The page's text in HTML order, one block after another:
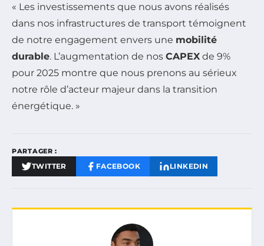
« Les investissements que nous avons réalisés
dans nos infrastructures de transport témoignent
de notre engagement envers une mobilité
durable. L’augmentation de nos CAPEX de 9%
pour 2025 montre que nous prenons au sérieux
notre rôle d’acteur majeur dans la transition
énergétique. »
PARTAGER :
TWITTER FACEBOOK LINKEDIN